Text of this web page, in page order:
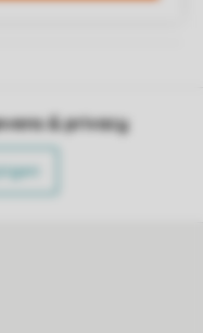
& privacy